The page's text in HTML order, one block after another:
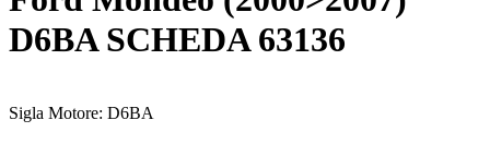
D6BA SCHEDA 63136
Sigla Motore: D6BA